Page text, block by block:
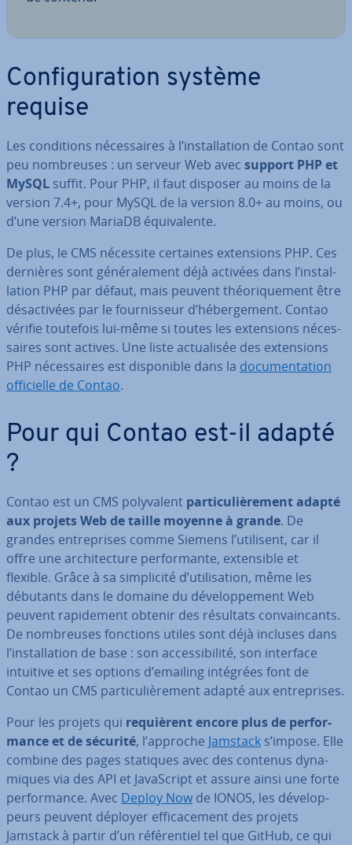
Con­fi­gu­ra­tion système
requise
Les con­di­tions né­ces­saires à l’ins­tal­la­tion de Contao sont
peu nom­breuses : un serveur Web avec support PHP et
MySQL suffit. Pour PHP, il faut disposer au moins de la
version 7.4+, pour MySQL de la version 8.0+ au moins, ou
d’une version MariaDB équi­va­lente.
De plus, le CMS nécessite certaines ex­ten­sions PHP. Ces
dernières sont gé­né­ra­le­ment déjà activées dans l’ins­tal­
la­tion PHP par défaut, mais peuvent théo­ri­que­ment être
dé­sac­ti­vées par le four­nis­seur d’hé­ber­ge­ment. Contao
vérifie toutefois lui-même si toutes les ex­ten­sions né­ces­
saires sont actives. Une liste ac­tua­li­sée des ex­ten­sions
PHP né­ces­saires est dis­po­nible dans la do­cu­men­ta­tion
of­fi­cielle de Contao.
Pour qui Contao est-il adapté
?
Contao est un CMS po­ly­va­lent par­ti­cu­liè­re­ment adapté
aux projets Web de taille moyenne à grande. De
grandes en­tre­prises comme Siemens l’utilisent, car il
offre une ar­chi­tec­ture per­for­mante, ex­ten­sible et
flexible. Grâce à sa sim­pli­cité d’uti­li­sa­tion, même les
débutants dans le domaine du dé­ve­lop­pe­ment Web
peuvent ra­pi­de­ment obtenir des résultats con­vain­cants.
De nom­breuses fonctions utiles sont déjà incluses dans
l’ins­tal­la­tion de base : son ac­ces­si­bi­lité, son interface
intuitive et ses options d’emailing intégrées font de
Contao un CMS par­ti­cu­liè­re­ment adapté aux en­tre­prises.
Pour les projets qui re­quiè­rent encore plus de per­for­
mance et de sécurité, l’approche Jamstack s’impose. Elle
combine des pages statiques avec des contenus dy­na­
miques via des API et Ja­vaS­cript et assure ainsi une forte
per­for­mance. Avec Deploy Now de IONOS, les dé­ve­lop­
peurs peuvent déployer ef­fi­ca­ce­ment des projets
Jamstack à partir d’un ré­fé­ren­tiel tel que GitHub, ce qui